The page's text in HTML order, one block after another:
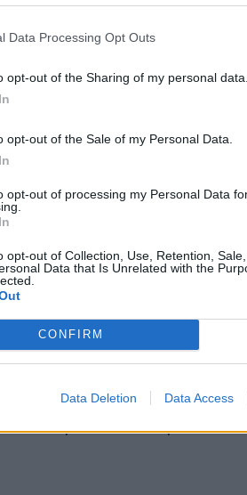
Data Processing Opt Outs
opt-out of the Sharing of my personal data.
opt-out of the Sale of my Personal Data.
opt-out of processing my Personal Data
opt-out of Collection, Use, Retention,
Data that Is Unrelated with the
CONFIRM
Data Deletion Data Access
μπορούμε να
οποία οΣΚΑΪείχε
απέλυσαν».
συνδέοντας την
θα μπορούσε,
οποίο οΣΚΑΪφέρεται να
θα ήταν καλός
ότι ήταν διακοσμητικός.
και όχι διακοσμητικό
έδωσε νέα διάσταση
των Ρέβη και Κουρδή,
αντιμετωπιστεί πρόσωπα
Αποδέχομαι τους